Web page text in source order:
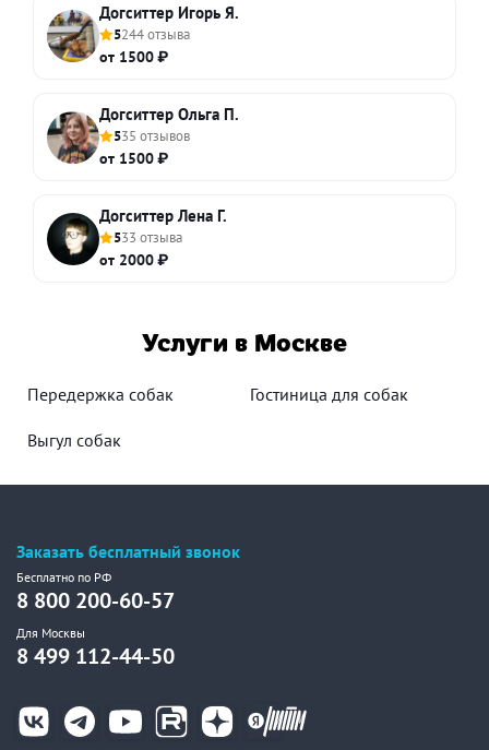
Догситтер Игорь Я.
5244 отзыва
от 1500 ₽
Догситтер Ольга П.
535 отзывов
от 1500 ₽
Догситтер Лена Г.
533 отзыва
от 2000 ₽
Услуги в Москве
Передержка собак Гостиница для собак
Выгул собак
Заказать бесплатный звонок
Бесплатно по РФ
8 800 200-60-57
Для Москвы
8 499 112-44-50